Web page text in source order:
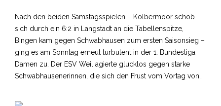
Nach den beiden Samstagsspielen – Kolbermoor schob
sich durch ein 6:2 in Langstadt an die Tabellenspitze,
Bingen kam gegen Schwabhausen zum ersten Saisonsieg –
ging es am Sonntag erneut turbulent in der 1. Bundesliga
Damen zu. Der ESV Weil agierte glücklos gegen starke
Schwabhausenerinnen, die sich den Frust vom Vortag von…